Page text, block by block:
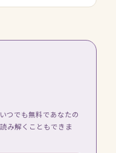
つでも無料であなたの
み解くこともできま